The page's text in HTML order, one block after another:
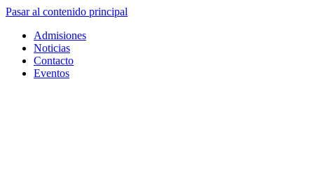
Pasar al contenido principal
Admisiones
Noticias
Contacto
Eventos